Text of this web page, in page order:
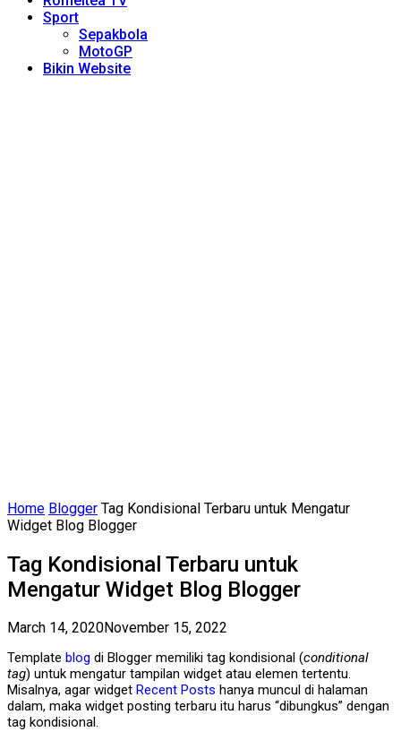
Sport
Sepakbola
MotoGP
Bikin Website
Home Blogger Tag Kondisional Terbaru untuk Mengatur
Widget Blog Blogger
Tag Kondisional Terbaru untuk
Mengatur Widget Blog Blogger
March 14, 2020November 15, 2022
Template blog di Blogger memiliki tag kondisional (conditional
tag) untuk mengatur tampilan widget atau elemen tertentu.
Misalnya, agar widget Recent Posts hanya muncul di halaman
dalam, maka widget posting terbaru itu harus “dibungkus” dengan
tag kondisional.